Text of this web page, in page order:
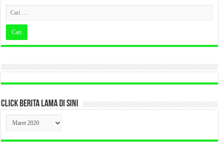
CLICK BERITA LAMA DI SINI
CLICK
BERITA
LAMA
DI